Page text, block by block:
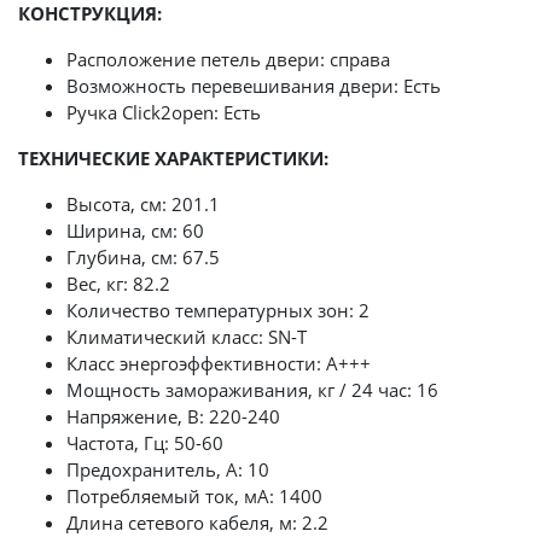
КОНСТРУКЦИЯ:
Расположение петель двери: справа
Возможность перевешивания двери: Есть
Ручка Click2open: Есть
ТЕХНИЧЕСКИЕ ХАРАКТЕРИСТИКИ:
Высота, см: 201.1
Ширина, см: 60
Глубина, см: 67.5
Вес, кг: 82.2
Количество температурных зон: 2
Климатический класс: SN-T
Класс энергоэффективности: А+++
Мощность замораживания, кг / 24 час: 16
Напряжение, В: 220-240
Частота, Гц: 50-60
Предохранитель, А: 10
Потребляемый ток, мА: 1400
Длина сетевого кабеля, м: 2.2